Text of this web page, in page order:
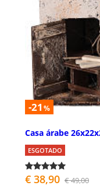
-21 %
Casa árabe
ESGOTADO
€ 38,90 € 49,00